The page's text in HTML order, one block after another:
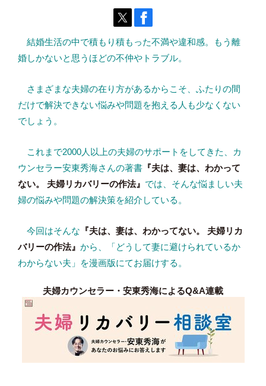
結婚生活の中で積もり積もった不満や違和感。もう離
婚しかないと思うほどの不仲やトラブル。
さまざまな夫婦の在り方があるからこそ、ふたりの間
だけで解決できない悩みや問題を抱える人も少なくない
でしょう。
これまで2000人以上の夫婦のサポートをしてきた、カ
ウンセラー安東秀海さんの著書 『夫は、妻は、わかって
ない。 夫婦リカバリーの作法』 では、そんな悩ましい夫
婦の悩みや問題の解決策を紹介している。
今回はそんな 『夫は、妻は、わかってない。 夫婦リカ
バリーの作法』 から、「どうして妻に避けられているか
わからない夫」を漫画版にてお届けする。
夫婦カウンセラー・安東秀海によるQ&A連載